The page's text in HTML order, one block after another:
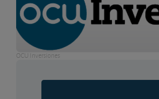
OCU Inversiones